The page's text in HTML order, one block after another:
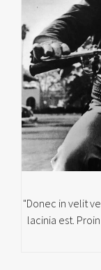
"Donec in velit
lacinia est.